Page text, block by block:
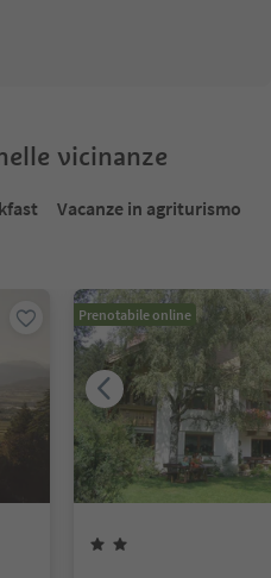
vicinanze
Vacanze in agriturismo
Prenotabile online